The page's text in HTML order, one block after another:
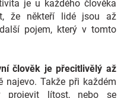
je u každého člověka
že někteří lidé jsou až
pojem, který v tomto
člověk je přecitlivělý až
najevo. Takže při každém
projevit lítost, nebo se